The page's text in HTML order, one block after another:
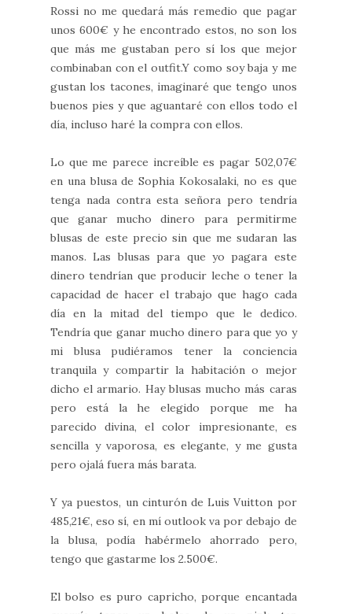
Rossi no me quedará más remedio que pagar
unos 600€ y he encontrado estos, no son los
que más me gustaban pero sí los que mejor
combinaban con el outfit.Y como soy baja y me
gustan los tacones, imaginaré que tengo unos
buenos pies y que aguantaré con ellos todo el
día, incluso haré la compra con ellos.
Lo que me parece increíble es pagar 502,07€
en una blusa de Sophia Kokosalaki, no es que
tenga nada contra esta señora pero tendría
que ganar mucho dinero para permitirme
blusas de este precio sin que me sudaran las
manos. Las blusas para que yo pagara este
dinero tendrían que producir leche o tener la
capacidad de hacer el trabajo que hago cada
día en la mitad del tiempo que le dedico.
Tendría que ganar mucho dinero para que yo y
mi blusa pudiéramos tener la conciencia
tranquila y compartir la habitación o mejor
dicho el armario. Hay blusas mucho más caras
pero está la he elegido porque me ha
parecido divina, el color impresionante, es
sencilla y vaporosa, es elegante, y me gusta
pero ojalá fuera más barata.
Y ya puestos, un cinturón de Luis Vuitton por
485,21€, eso sí, en mí outlook va por debajo de
la blusa, podía habérmelo ahorrado pero,
tengo que gastarme los 2.500€.
El bolso es puro capricho, porque encantada